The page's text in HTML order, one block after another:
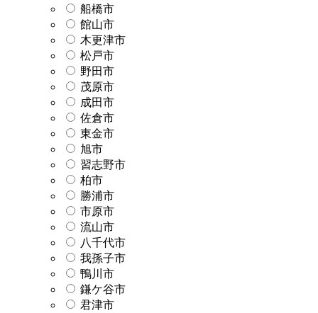
船橋市
館山市
木更津市
松戸市
野田市
茂原市
成田市
佐倉市
東金市
旭市
習志野市
柏市
勝浦市
市原市
流山市
八千代市
我孫子市
鴨川市
鎌ケ谷市
君津市